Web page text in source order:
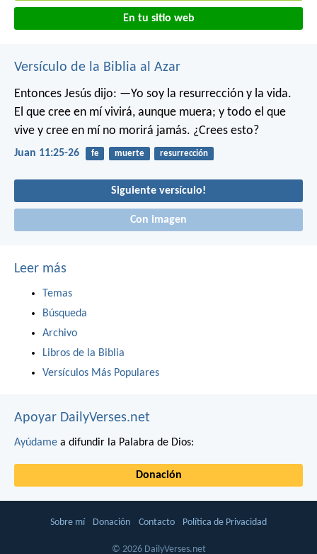
En tu sitio web
Versículo de la Biblia al Azar
Entonces Jesús dijo: —Yo soy la resurrección y la vida.
El que cree en mí vivirá, aunque muera; y todo el que
vive y cree en mí no morirá jamás. ¿Crees esto?
Juan 11:25-26 fe muerte resurrección
Siguiente versículo!
Con imagen
Leer más
Temas
Búsqueda
Archivo
Libros de la Biblia
Versículos Más Populares
Apoyar DailyVerses.net
Ayúdame a difundir la Palabra de Dios:
Donación
Sobre mí Donación Contacto Política de Privacidad
© 2026 DailyVerses.net